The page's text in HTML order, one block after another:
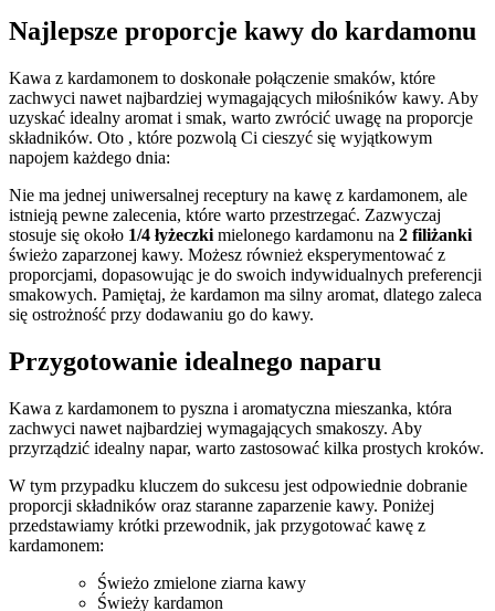
Najlepsze proporcje kawy ​do kardamonu
Kawa ‍z kardamonem to doskonałe połączenie smaków, które
zachwyci​ nawet najbardziej wymagających miłośników kawy.⁢ Aby
uzyskać⁤ idealny aromat i ‌smak, warto zwrócić uwagę na proporcje
składników.⁢ Oto , które pozwolą Ci ​cieszyć się wyjątkowym
napojem‌ każdego ⁢dnia:
Nie ma jednej‌ uniwersalnej ⁢receptury na kawę ​z⁣ kardamonem, ale⁢
istnieją pewne zalecenia, które⁤ warto przestrzegać. Zazwyczaj
stosuje⁤ się około 1/4 ⁢łyżeczki ⁢mielonego kardamonu na 2 filiżanki
świeżo zaparzonej kawy. ‌Możesz również eksperymentować z
proporcjami, dopasowując ​je do swoich indywidualnych ⁢preferencji
⁢smakowych. Pamiętaj,⁤ że kardamon ma silny aromat, dlatego zaleca
‌się​ ostrożność przy dodawaniu ⁤go⁤ do kawy.
Przygotowanie idealnego naparu
Kawa z‌ kardamonem to pyszna​ i aromatyczna⁣ mieszanka, która
zachwyci nawet najbardziej ⁤wymagających smakoszy.⁢ Aby
przyrządzić ​idealny napar, warto zastosować kilka‌ prostych kroków.
W tym przypadku kluczem do⁣ sukcesu jest odpowiednie dobranie
proporcji składników oraz staranne‍ zaparzenie kawy. ⁤Poniżej
przedstawiamy ‌krótki przewodnik, jak‌ przygotować kawę z
kardamonem:
Świeżo zmielone ziarna kawy
Świeży kardamon